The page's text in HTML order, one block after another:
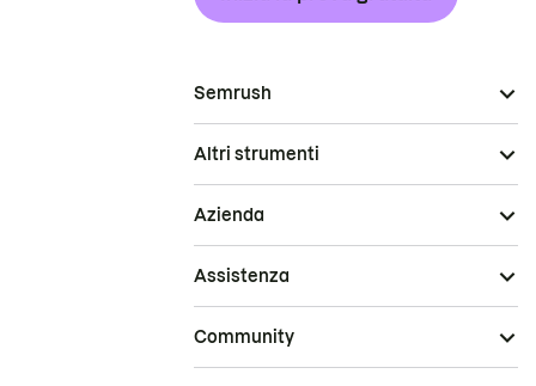
Semrush
Altri strumenti
Azienda
Assistenza
Community